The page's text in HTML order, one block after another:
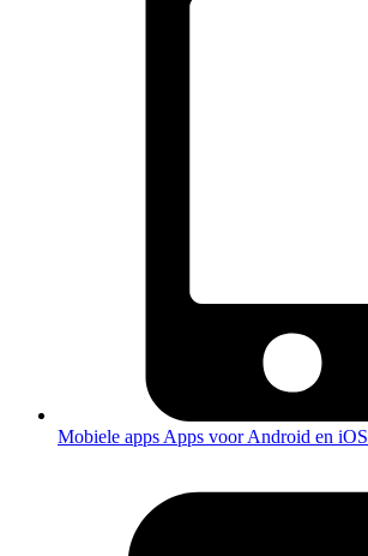
Mobiele apps Apps voor Android en iOS